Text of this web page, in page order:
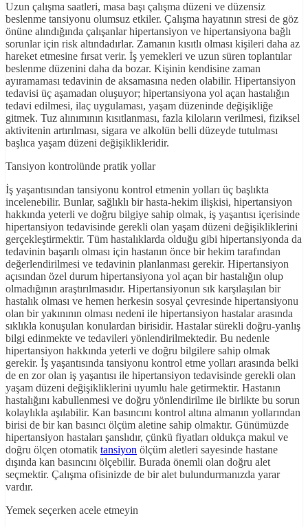
Uzun çalışma saatleri, masa başı çalışma düzeni ve düzensiz
beslenme tansiyonu olumsuz etkiler. Çalışma hayatının stresi de göz
önüne alındığında çalışanlar hipertansiyon ve hipertansiyona bağlı
sorunlar için risk altındadırlar. Zamanın kısıtlı olması kişileri daha az
hareket etmesine fırsat verir. İş yemekleri ve uzun süren toplantılar
beslenme düzenini daha da bozar. Kişinin kendisine zaman
ayıramaması tedavinin de aksamasına neden olabilir. Hipertansiyon
tedavisi üç aşamadan oluşuyor; hipertansiyona yol açan hastalığın
tedavi edilmesi, ilaç uygulaması, yaşam düzeninde değişikliğe
gitmek. Tuz alınımının kısıtlanması, fazla kiloların verilmesi, fiziksel
aktivitenin artırılması, sigara ve alkolün belli düzeyde tutulması
başlıca yaşam düzeni değişiklikleridir.
Tansiyon kontrolünde pratik yollar
İş yaşantısından tansiyonu kontrol etmenin yolları üç başlıkta
incelenebilir. Bunlar, sağlıklı bir hasta-hekim ilişkisi, hipertansiyon
hakkında yeterli ve doğru bilgiye sahip olmak, iş yaşantısı içerisinde
hipertansiyon tedavisinde gerekli olan yaşam düzeni değişikliklerini
gerçekleştirmektir. Tüm hastalıklarda olduğu gibi hipertansiyonda da
tedavinin başarılı olması için hastanın önce bir hekim tarafından
değerlendirilmesi ve tedavinin planlanması gerekir. Hipertansiyon
açısından özel durum hipertansiyona yol açan bir hastalığın olup
olmadığının araştırılmasıdır. Hipertansiyonun sık karşılaşılan bir
hastalık olması ve hemen herkesin sosyal çevresinde hipertansiyonu
olan bir yakınının olması nedeni ile hipertansiyon hastalar arasında
sıklıkla konuşulan konulardan birisidir. Hastalar sürekli doğru-yanlış
bilgi edinmekte ve tedavileri yönlendirilmektedir. Bu nedenle
hipertansiyon hakkında yeterli ve doğru bilgilere sahip olmak
gerekir. İş yaşantısında tansiyonu kontrol etme yolları arasında belki
de en zor olan iş yaşantısı ile hipertansiyon tedavisinde gerekli olan
yaşam düzeni değişikliklerini uyumlu hale getirmektir. Hastanın
hastalığını kabullenmesi ve doğru yönlendirilme ile birlikte bu sorun
kolaylıkla aşılabilir. Kan basıncını kontrol altına almanın yollarından
birisi de bir kan basıncı ölçüm aletine sahip olmaktır. Günümüzde
hipertansiyon hastaları şanslıdır, çünkü fiyatları oldukça makul ve
doğru ölçen otomatik tansiyon ölçüm aletleri sayesinde hastane
dışında kan basıncını ölçebilir. Burada önemli olan doğru alet
seçmektir. Çalışma ofisinizde de bir alet bulundurmanızda yarar
vardır.
Yemek seçerken acele etmeyin